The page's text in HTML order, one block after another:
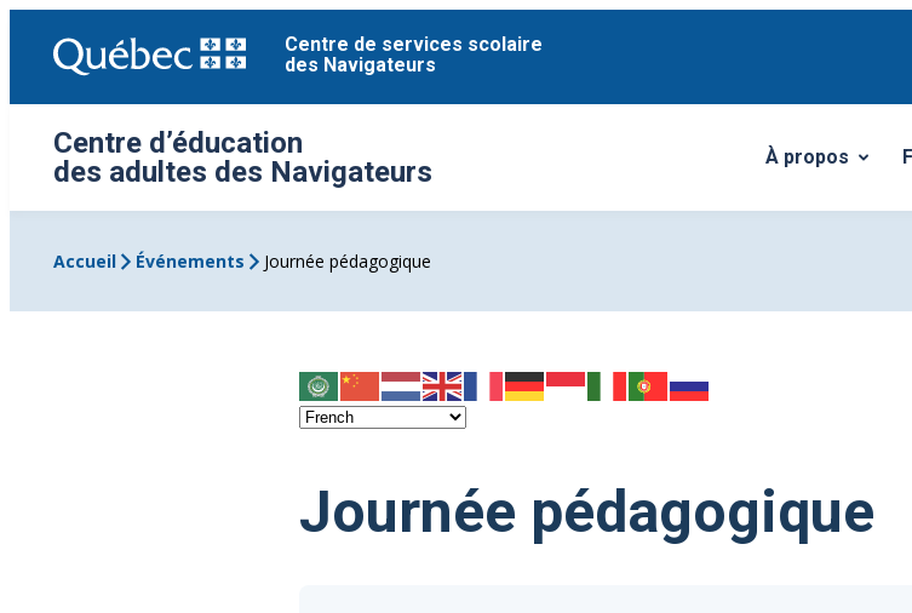
contenu
Centre de services scolaire
des Navigateurs
Centre d’éducation
des adultes des Navigateurs
À propos
Ouvrir/Fermer
Accueil Événements Journée pédagogique
Journée pédagogique